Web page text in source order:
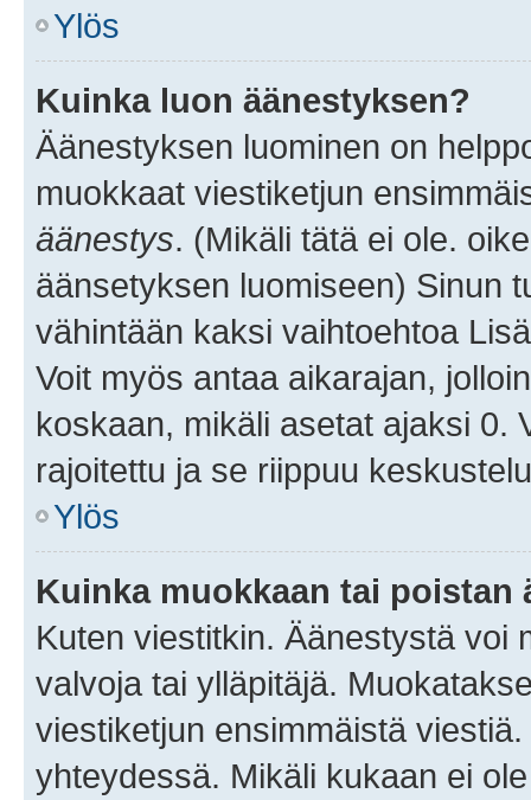
Ylös
Kuinka luon äänestyksen?
Äänestyksen luominen on
muokkaat viestiketjun
äänestys. (Mikäli tätä ei ole.
äänsetyksen luomiseen) Sinun
vähintään kaksi vaihtoehtoa
Voit myös antaa aikarajan,
koskaan, mikäli asetat ajaksi 0.
rajoitettu ja se riippuu
Ylös
Kuinka muokkaan tai poistan
Kuten viestitkin. Äänestystä voi
valvoja tai ylläpitäjä.
viestiketjun ensimmäistä
yhteydessä. Mikäli kukaan ei